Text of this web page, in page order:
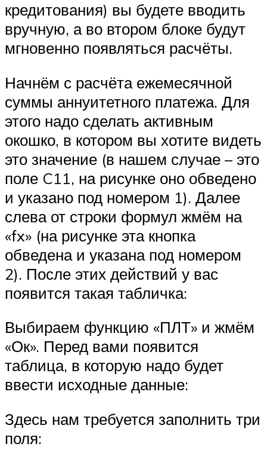
кредитования) вы будете вводить
вручную, а во втором блоке будут
мгновенно появляться расчёты.
Начнём с расчёта ежемесячной
суммы аннуитетного платежа. Для
этого надо сделать активным
окошко, в котором вы хотите видеть
это значение (в нашем случае – это
поле C11, на рисунке оно обведено
и указано под номером 1). Далее
слева от строки формул жмём на
«fx» (на рисунке эта кнопка
обведена и указана под номером
2). После этих действий у вас
появится такая табличка:
Выбираем функцию «ПЛТ» и жмём
«Ок». Перед вами появится
таблица, в которую надо будет
ввести исходные данные:
Здесь нам требуется заполнить три
поля: